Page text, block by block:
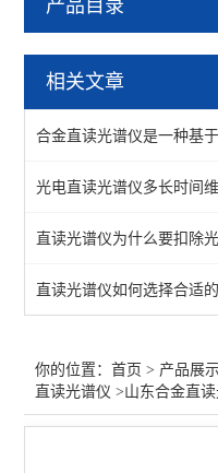
产品目录
ICP光谱仪/电感耦合
微波消解仪-6罐
相关文章
光电直读光谱仪多长时间维
直读光谱仪为什么要扣除光
直读光谱仪如何选择合适
你的位置：首页 > 产品展
直读光谱仪 >山东合金直